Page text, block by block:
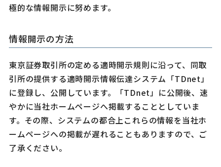
極的な情報開示に努めます。
情報開示の方法
東京証券取引所の定める適時開示規則に沿って、同取
引所の提供する適時開示情報伝達システム「TDnet」
に登録し、公開しています。「TDnet」に公開後、速
やかに当社ホームページへ掲載することとしていま
す。その際、システムの都合上これらの情報を当社ホ
ームページへの掲載が遅れることもありますので、ご
了承ください。